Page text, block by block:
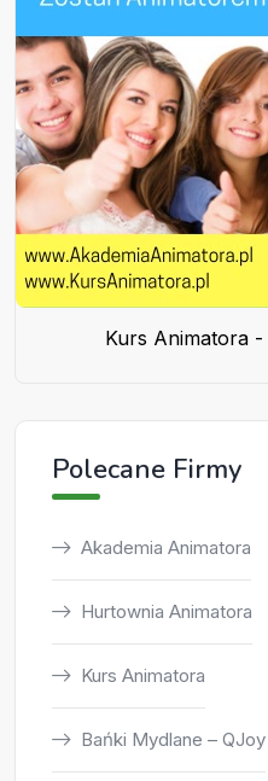
Kurs Animatora
Polecane Firmy
Akademia Animatora
Hurtownia Animatora
Kurs Animatora
Bańki Mydlane – QJoy